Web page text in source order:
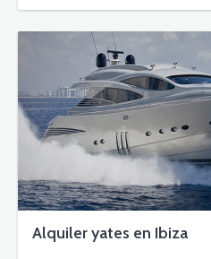
Alquiler yates en Ibiza